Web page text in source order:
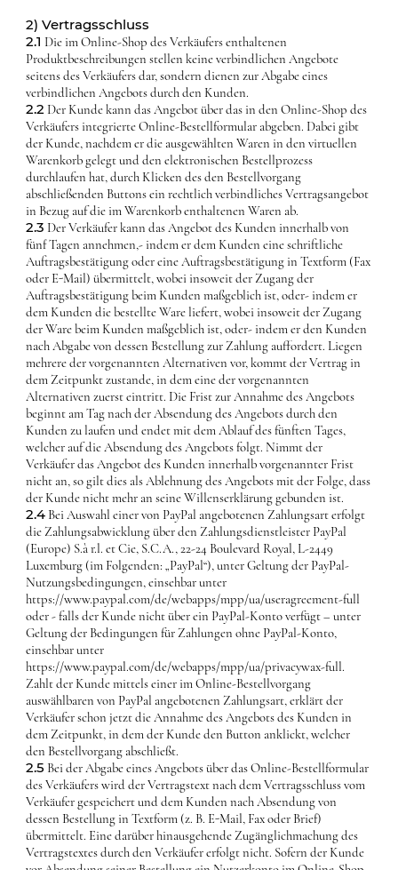
2) Vertragsschluss
2.1 Die im Online-Shop des Verkäufers enthaltenen
Produktbeschreibungen stellen keine verbindlichen Angebote
seitens des Verkäufers dar, sondern dienen zur Abgabe eines
verbindlichen Angebots durch den Kunden.
2.2Der Kunde kann das Angebot über das in den Online-Shop des
Verkäufers integrierte Online-Bestellformular abgeben. Dabei gibt
der Kunde, nachdem er die ausgewählten Waren in den virtuellen
Warenkorb gelegt und den elektronischen Bestellprozess
durchlaufen hat, durch Klicken des den Bestellvorgang
abschließenden Buttons ein rechtlich verbindliches Vertragsangebot
in Bezug auf die im Warenkorb enthaltenen Waren ab.
2.3 Der Verkäufer kann das Angebot des Kunden innerhalb von
fünf Tagen annehmen,- indem er dem Kunden eine schriftliche
Auftragsbestätigung oder eine Auftragsbestätigung in Textform (Fax
oder E-Mail) übermittelt, wobei insoweit der Zugang der
Auftragsbestätigung beim Kunden maßgeblich ist, oder- indem er
dem Kunden die bestellte Ware liefert, wobei insoweit der Zugang
der Ware beim Kunden maßgeblich ist, oder- indem er den Kunden
nach Abgabe von dessen Bestellung zur Zahlung auffordert. Liegen
mehrere der vorgenannten Alternativen vor, kommt der Vertrag in
dem Zeitpunkt zustande, in dem eine der vorgenannten
Alternativen zuerst eintritt. Die Frist zur Annahme des Angebots
beginnt am Tag nach der Absendung des Angebots durch den
Kunden zu laufen und endet mit dem Ablauf des fünften Tages,
welcher auf die Absendung des Angebots folgt. Nimmt der
Verkäufer das Angebot des Kunden innerhalb vorgenannter Frist
nicht an, so gilt dies als Ablehnung des Angebots mit der Folge, dass
der Kunde nicht mehr an seine Willenserklärung gebunden ist.
2.4Bei Auswahl einer von PayPal angebotenen Zahlungsart erfolgt
die Zahlungsabwicklung über den Zahlungsdienstleister PayPal
(Europe) S.à r.l. et Cie, S.C.A., 22-24 Boulevard Royal, L-2449
Luxemburg (im Folgenden: „PayPal“), unter Geltung der PayPal-
Nutzungsbedingungen, einsehbar unter
https://www.paypal.com/de/webapps/mpp/ua/useragreement-full
oder - falls der Kunde nicht über ein PayPal-Konto verfügt – unter
Geltung der Bedingungen für Zahlungen ohne PayPal-Konto,
einsehbar unter
https://www.paypal.com/de/webapps/mpp/ua/privacywax-full.
Zahlt der Kunde mittels einer im Online-Bestellvorgang
auswählbaren von PayPal angebotenen Zahlungsart, erklärt der
Verkäufer schon jetzt die Annahme des Angebots des Kunden in
dem Zeitpunkt, in dem der Kunde den Button anklickt, welcher
den Bestellvorgang abschließt.
2.5 Bei der Abgabe eines Angebots über das Online-Bestellformular
des Verkäufers wird der Vertragstext nach dem Vertragsschluss vom
Verkäufer gespeichert und dem Kunden nach Absendung von
dessen Bestellung in Textform (z. B. E-Mail, Fax oder Brief)
übermittelt. Eine darüber hinausgehende Zugänglichmachung des
Vertragstextes durch den Verkäufer erfolgt nicht. Sofern der Kunde